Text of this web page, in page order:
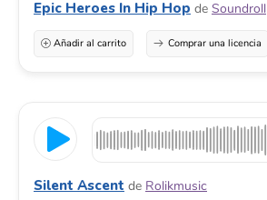
Epic Heroes In Hip Hop de Soundroll
Añadir al carrito Comprar una licencia
Silent Ascent de Rolikmusic